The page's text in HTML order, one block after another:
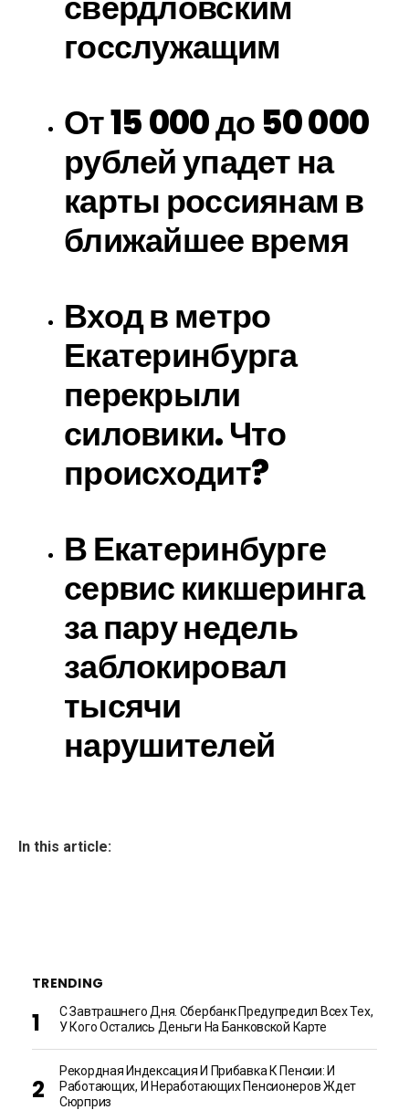
госслужащим
От 15 000 до 50 000
рублей упадет на
карты россиянам в
ближайшее время
Вход в метро
Екатеринбурга
перекрыли
силовики. Что
происходит?
В Екатеринбурге
сервис кикшеринга
за пару недель
заблокировал
тысячи
нарушителей
In this article:
TRENDING
С Завтрашнего Дня. Сбербанк Предупредил Всех Тех,
У Кого Остались Деньги На Банковской Карте
Рекордная Индексация И Прибавка К Пенсии: И
Работающих, И Неработающих Пенсионеров Ждет
Сюрприз